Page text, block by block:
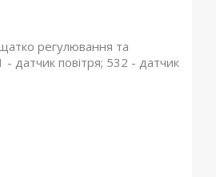
регулювання та
- датчик повітря; 532 - датчик